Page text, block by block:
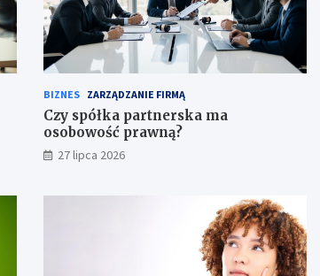
BIZNES ZARZĄDZANIE FIRMĄ
Czy spółka partnerska ma
osobowość prawną?
27 lipca 2026